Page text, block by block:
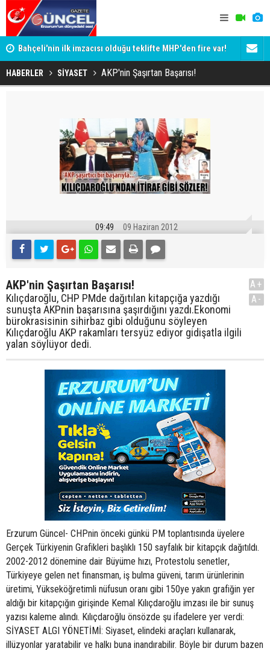
Bahçeli'nin ilk imzacısı olduğu teklifte MHP'den fire var!
İşte imzalamayan o isim
Siyaset-
HABERLER SİYASET AKP'nin Şaşırtan Başarısı!
09:49 09 Haziran 2012
AKP'nin Şaşırtan Başarısı!
Kılıçdaroğlu, CHP PMde dağıtılan kitapçığa yazdığı
sunuşta AKPnin başarısına şaşırdığını yazdı.Ekonomi
bürokrasisinin sihirbaz gibi olduğunu söyleyen
Kılıçdaroğlu AKP rakamları tersyüz ediyor gidişatla ilgili
yalan söylüyor dedi.
A+
A-
Erzurum Güncel- CHPnin önceki günkü PM toplantısında üyelere
Gerçek Türkiyenin Grafikleri başlıklı 150 sayfalık bir kitapçık dağıtıldı.
2002-2012 dönemine dair Büyüme hızı, Protestolu senetler,
Türkiyeye gelen net finansman, iş bulma güveni, tarım ürünlerinin
üretimi, Yükseköğretimli nüfusun oranı gibi 150ye yakın grafiğin yer
aldığı bir kitapçığın girişinde Kemal Kılıçdaroğlu imzası ile bir sunuş
yazısı kaleme alındı. Kılıçdaroğlu önsözde şu ifadelere yer verdi:
SİYASET ALGI YÖNETİMİ: Siyaset, elindeki araçları kullanarak,
illüzyonlar yaratabilir ve halkı buna inandırabilir. Böyle bir durum bazen